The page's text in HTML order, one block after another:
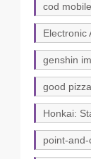
cod mobile
Electronic
genshin
good
Honkai:
point-and-